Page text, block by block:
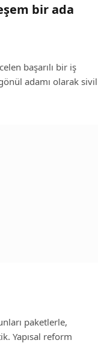
bir ada
başarılı bir iş
adamı olarak sivil
paketlerle,
Yapısal reform